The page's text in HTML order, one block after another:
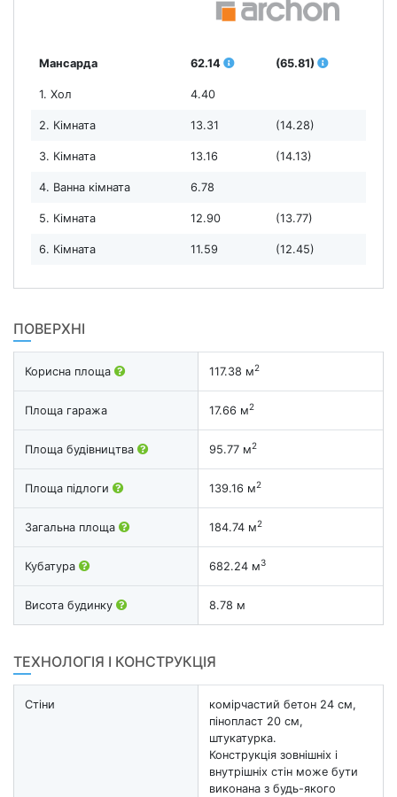
Мансарда 62.14 (65.81)
1. Хол 4.40
2. Кімната 13.31 (14.28)
3. Кімната 13.16 (14.13)
4. Ванна кімната 6.78
5. Кімната 12.90 (13.77)
6. Кімната 11.59 (12.45)
ПОВЕРХНІ
Корисна площа 117.38 м2
Площа гаража 17.66 м2
Площа будівництва 95.77 м2
Площа підлоги 139.16 м2
Загальна площа 184.74 м2
Кубатура 682.24 м3
Висота будинку 8.78 м
ТЕХНОЛОГІЯ І КОНСТРУКЦІЯ
Стіни
комірчастий бетон 24 см,
пінопласт 20 см,
штукатурка.
Конструкція зовнішніх і
внутрішніх стін може бути
виконана з будь-якого